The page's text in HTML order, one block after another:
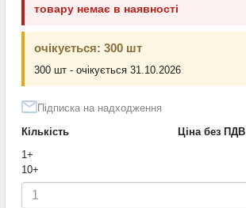
товару немає в наявності
очікується: 300 шт
300 шт - очікується 31.10.2026
Підписка на надходження
Кількість
Ціна без ПДВ
1+
10+